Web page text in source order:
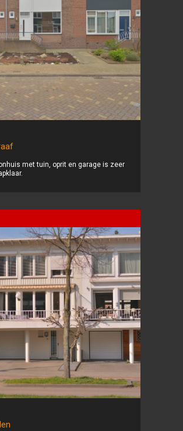
met tuin, oprit en garage is zeer